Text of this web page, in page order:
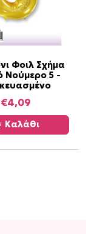
Φοιλ Σχήμα
Νούμερο 5 –
€4,09
Καλάθι